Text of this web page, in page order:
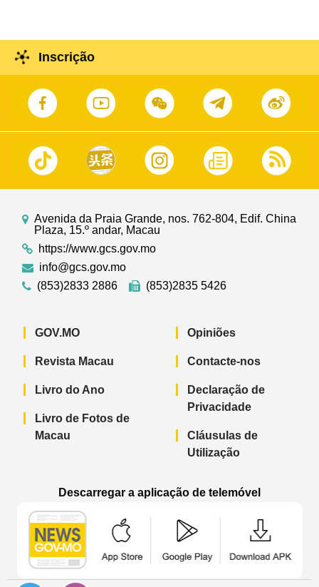
Inscrição
Avenida da Praia Grande, nos. 762-804, Edif. China
Plaza, 15.º andar, Macau
https://www.gcs.gov.mo
info@gcs.gov.mo
(853)2833 2886
(853)2835 5426
GOV.MO
Revista Macau
Livro do Ano
Livro de Fotos de
Macau
Opiniões
Contacte-nos
Declaração de
Privacidade
Cláusulas de
Utilização
Descarregar a aplicação de telemóvel